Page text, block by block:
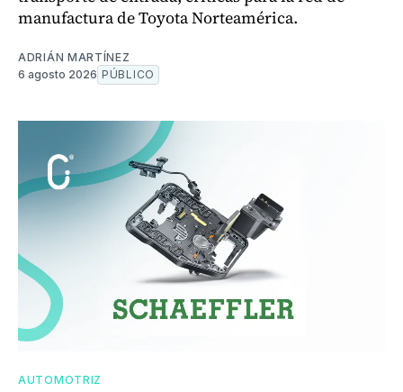
manufactura de Toyota Norteamérica.
ADRIÁN MARTÍNEZ
6 agosto 2026 PÚBLICO
AUTOMOTRIZ